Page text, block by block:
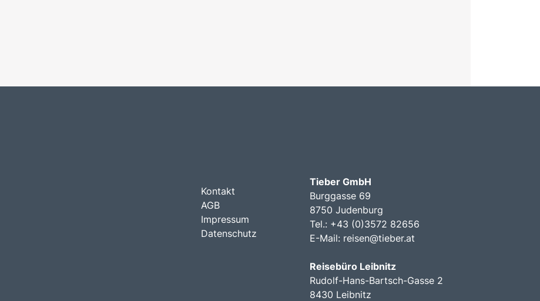
Kontakt
AGB
Impressum
Datenschutz
Tieber GmbH
Burggasse 69
8750 Judenburg
Tel.: +43 (0)3572 82656
E-Mail: reisen@tieber.at
Reisebüro Leibnitz
Rudolf-Hans-Bartsch-Gasse 2
8430 Leibnitz